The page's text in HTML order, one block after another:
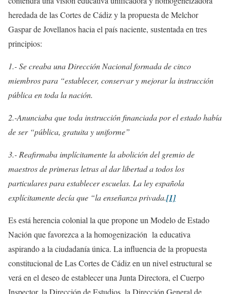
heredada de las Cortes de Cádiz y la propuesta de Melchor
Gaspar de Jovellanos hacia el país naciente, sustentada en tres
principios:
1.- Se creaba una Dirección Nacional formada de cinco
miembros para “establecer, conservar y mejorar la instrucción
pública en toda la nación.
2.-Anunciaba que toda instrucción financiada por el estado había
de ser “pública, gratuita y uniforme”
3.- Reafirmaba implícitamente la abolición del gremio de
maestros de primeras letras al dar libertad a todos los
particulares para establecer escuelas. La ley española
explícitamente decía que “la enseñanza privada.[1]
Es está herencia colonial la que propone un Modelo de Estado
Nación que favorezca a la homogenización la educativa
aspirando a la ciudadanía única. La influencia de la propuesta
constitucional de Las Cortes de Cádiz en un nivel estructural se
verá en el deseo de establecer una Junta Directora, el Cuerpo
Inspector, la Dirección de Estudios, la Dirección General de